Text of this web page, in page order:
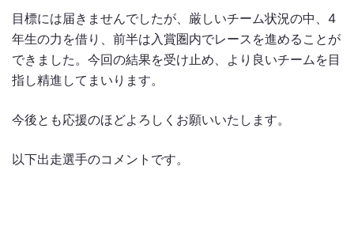
目標には届きませんでしたが、厳しいチーム状況の中、4
年生の力を借り、前半は入賞圏内でレースを進めることが
できました。今回の結果を受け止め、より良いチームを目
指し精進してまいります。
今後とも応援のほどよろしくお願いいたします。
以下出走選手のコメントです。